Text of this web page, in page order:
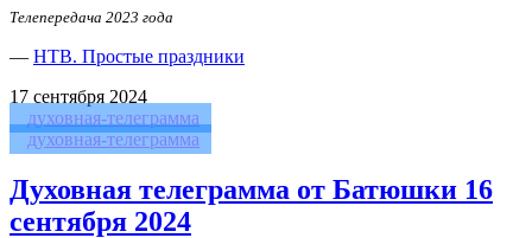
Телепередача 2023 года
— НТВ. Простые праздники
17 сентября 2024
духовная-телеграмма
духовная-телеграмма
Духовная телеграмма от Батюшки 16
сентября 2024